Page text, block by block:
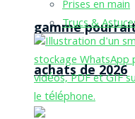
gamme
achats de 2026
Prises en main
Trucs &